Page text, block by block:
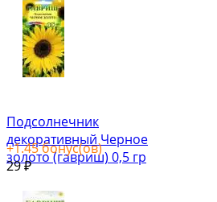
Подсолнечник
декоративный Черное
золото (гавриш) 0,5 гр
+1.45бонус(ов)
29₽